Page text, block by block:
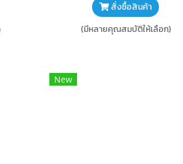
สั่งซื้อสินค้า
(มีหลายคุณสมบัติให้เลือก)
New